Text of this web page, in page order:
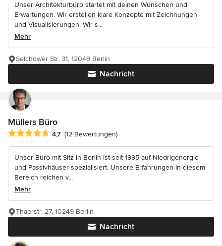
Unser Architekturbüro startet mit deinen Wünschen und
Erwartungen. Wir erstellen klare Konzepte mit Zeichnungen
und Visualisierungen. Wir s...
Mehr
Nachricht
Selchower Str. 31, 12049 Berlin
Müllers Büro
Durchschnittliche Bewertung: 4.7 von 5 Sternen
4,7 (12 Bewertungen)
Unser Büro mit Sitz in Berlin ist seit 1995 auf Niedrigenergie-
und Passivhäuser spezialisiert. Unsere Erfahrungen in diesem
Bereich reichen v...
Mehr
Nachricht
Thaerstr. 27, 10249 Berlin